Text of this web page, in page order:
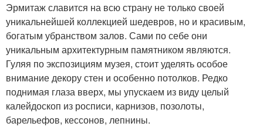
Эрмитаж славится на всю страну не только своей
уникальнейшей коллекцией шедевров, но и красивым,
богатым убранством залов. Сами по себе они
уникальным архитектурным памятником являются.
Гуляя по экспозициям музея, стоит уделять особое
внимание декору стен и особенно потолков. Редко
поднимая глаза вверх, мы упускаем из виду целый
калейдоскоп из росписи, карнизов, позолоты,
барельефов, кессонов, лепнины.